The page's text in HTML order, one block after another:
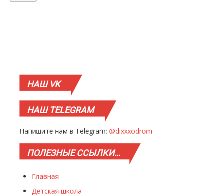
НАШVK
НАШTELEGRAM
Напишите нам в Telegram: @dixxxodrom
ПОЛЕЗНЫЕССЫЛКИ…
Главная
Детская школа